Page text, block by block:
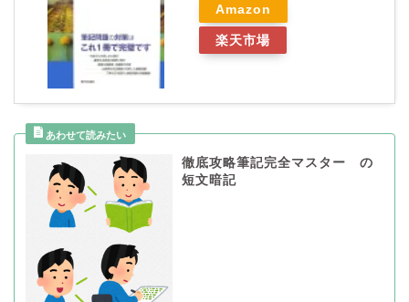
Amazon
楽天市場
徹底攻略筆記完全マスター の
短文暗記